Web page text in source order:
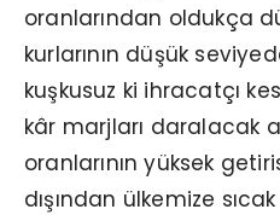
oranlarından oldukça
kurlarının düşük
kuşkusuz ki ihracatçı
kâr marjları daralacak
oranlarının yüksek
dışından ülkemize